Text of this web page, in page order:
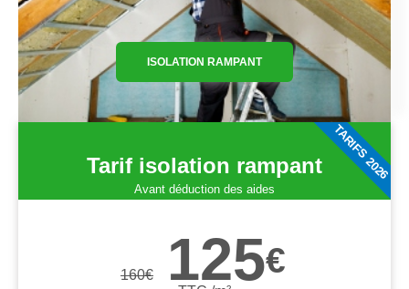
ISOLATION RAMPANT
Tarif isolation rampant
Avant déduction des aides
160€ 125€
TARIFS 2026